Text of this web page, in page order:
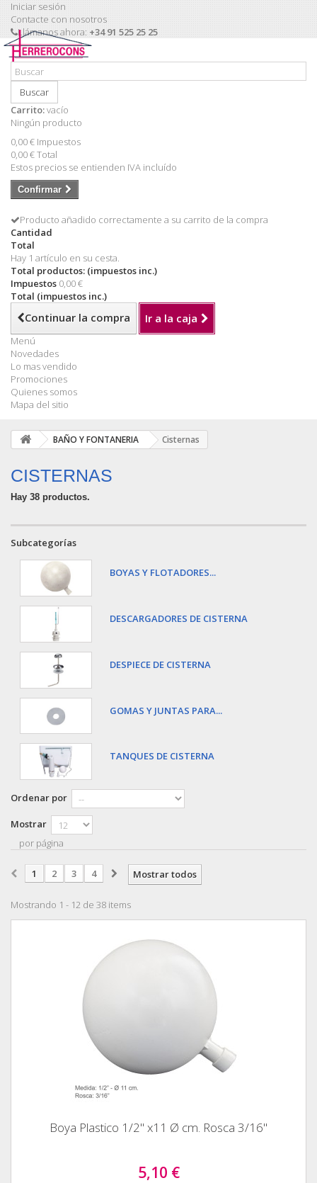
Iniciar sesión
Contacte con nosotros
Llámanos ahora: +34 91 525 25 25
Buscar
Carrito:vacío
Ningún producto
0,00 € Impuestos
0,00 €Total
Estos precios se entienden IVA incluído
Confirmar
Producto añadido correctamente a su carrito de la compra
Cantidad
Total
Hay 1 artículo en su cesta.
Total productos: (impuestos inc.)
Impuestos 0,00 €
Total (impuestos inc.)
Continuar la compra Ir a la caja
Menú
Novedades
Lo mas vendido
Promociones
Quienes somos
Mapa del sitio
BAÑO Y FONTANERIA Cisternas
CISTERNAS
Hay 38 productos.
Subcategorías
BOYAS Y FLOTADORES...
DESCARGADORES DE CISTERNA
DESPIECE DE CISTERNA
GOMAS Y JUNTAS PARA...
TANQUES DE CISTERNA
Ordenar por
Mostrar
por página
Mostrar todos
1 2 3 4
Mostrando 1 - 12 de 38 items
Boya Plastico 1/2" x11 Ø cm. Rosca 3/16"
5,10 €